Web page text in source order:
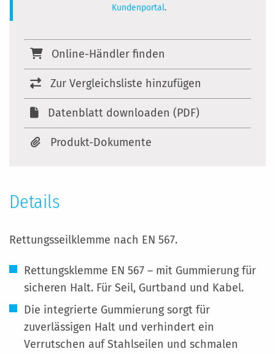
Kundenportal.
Online-Händler finden
Zur Vergleichsliste hinzufügen
Datenblatt downloaden (PDF)
Produkt-Dokumente
Details
Rettungsseilklemme nach EN 567.
Rettungsklemme EN 567 – mit Gummierung für
sicheren Halt. Für Seil, Gurtband und Kabel.
Die integrierte Gummierung sorgt für
zuverlässigen Halt und verhindert ein
Verrutschen auf Stahlseilen und schmalen